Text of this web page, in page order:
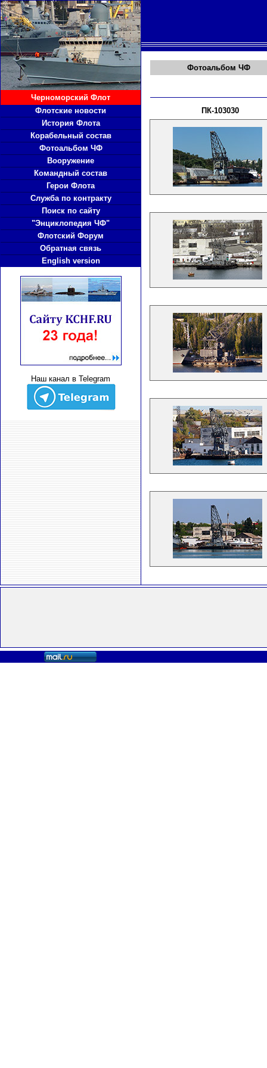
Черноморский Флот
Флотские новости
История Флота
Корабельный состав
Фотоальбом ЧФ
Вооружение
Командный состав
Герои Флота
Служба по контракту
Поиск по сайту
"Энциклопедия ЧФ"
Флотский Форум
Обратная связь
English version
Наш канал в Telegram
Фотоальбом ЧФ
ПК-103030